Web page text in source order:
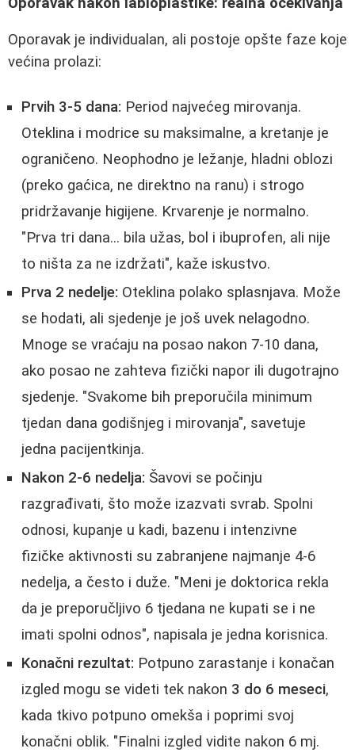
Oporavak je individualan, ali postoje opšte faze koje
većina prolazi:
Prvih 3-5 dana: Period najvećeg mirovanja.
Oteklina i modrice su maksimalne, a kretanje je
ograničeno. Neophodno je ležanje, hladni oblozi
(preko gaćica, ne direktno na ranu) i strogo
pridržavanje higijene. Krvarenje je normalno.
"Prva tri dana... bila užas, bol i ibuprofen, ali nije
to ništa za ne izdržati", kaže iskustvo.
Prva 2 nedelje: Oteklina polako splasnjava. Može
se hodati, ali sjedenje je još uvek nelagodno.
Mnoge se vraćaju na posao nakon 7-10 dana,
ako posao ne zahteva fizički napor ili dugotrajno
sjedenje. "Svakome bih preporučila minimum
tjedan dana godišnjeg i mirovanja", savetuje
jedna pacijentkinja.
Nakon 2-6 nedelja: Šavovi se počinju
razgrađivati, što može izazvati svrab. Spolni
odnosi, kupanje u kadi, bazenu i intenzivne
fizičke aktivnosti su zabranjene najmanje 4-6
nedelja, a često i duže. "Meni je doktorica rekla
da je preporučljivo 6 tjedana ne kupati se i ne
imati spolni odnos", napisala je jedna korisnica.
Konačni rezultat: Potpuno zarastanje i konačan
izgled mogu se videti tek nakon 3 do 6 meseci,
kada tkivo potpuno omekša i poprimi svoj
konačni oblik. "Finalni izgled vidite nakon 6 mj.